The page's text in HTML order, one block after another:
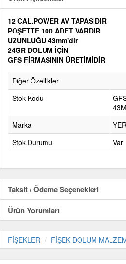
12 CAL.POWER AV TAPASIDIR
POŞETTE 100 ADET VARDIR
UZUNLUĞU 43mm'dir
24GR DOLUM İÇİN
GFS FİRMASININ ÜRETİMİDİR
Diğer Özellikler
Stok Kodu
Marka
Stok Durumu
Var
Taksit / Ödeme Seçenekleri
Ürün Yorumları
FİŞEKLER FİŞEK DOLUM